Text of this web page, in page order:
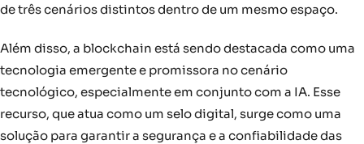
de três cenários distintos dentro de um mesmo espaço.
Além disso, a blockchain está sendo destacada como uma
tecnologia emergente e promissora no cenário
tecnológico, especialmente em conjunto com a IA. Esse
recurso, que atua como um selo digital, surge como uma
solução para garantir a segurança e a confiabilidade das